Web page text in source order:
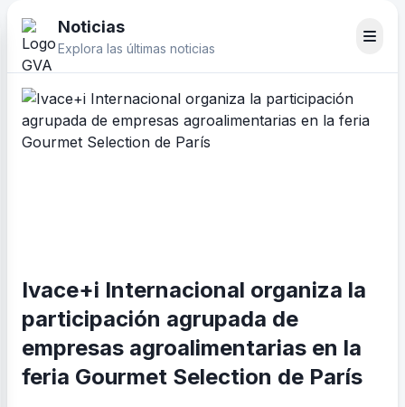
Noticias
Explora las últimas noticias
Ivace+i Internacional organiza la
participación agrupada de
empresas agroalimentarias en la
feria Gourmet Selection de París